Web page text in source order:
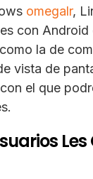
omegalr,
con Android
la de
vista de
el que